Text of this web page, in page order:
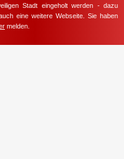
Stadt eingeholt werden - dazu
eine weitere Webseite. Sie haben
melden.